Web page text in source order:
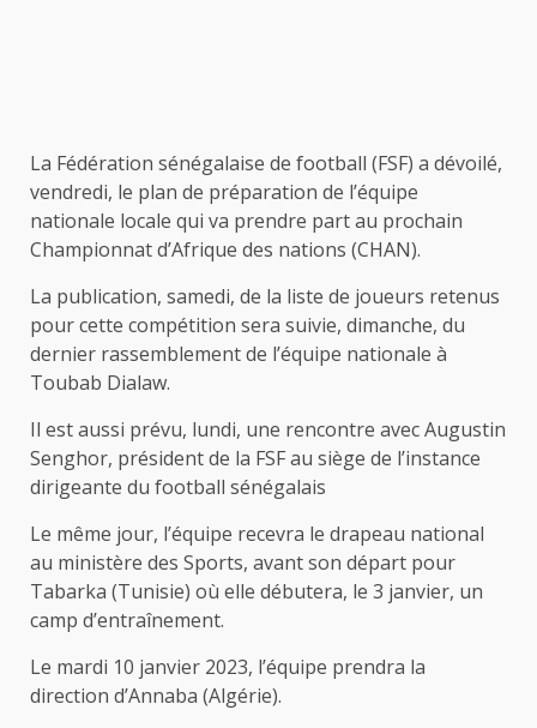
La Fédération sénégalaise de football (FSF) a dévoilé,
vendredi, le plan de préparation de l’équipe
nationale locale qui va prendre part au prochain
Championnat d’Afrique des nations (CHAN).
La publication, samedi, de la liste de joueurs retenus
pour cette compétition sera suivie, dimanche, du
dernier rassemblement de l’équipe nationale à
Toubab Dialaw.
Il est aussi prévu, lundi, une rencontre avec Augustin
Senghor, président de la FSF au siège de l’instance
dirigeante du football sénégalais
Le même jour, l’équipe recevra le drapeau national
au ministère des Sports, avant son départ pour
Tabarka (Tunisie) où elle débutera, le 3 janvier, un
camp d’entraînement.
Le mardi 10 janvier 2023, l’équipe prendra la
direction d’Annaba (Algérie).